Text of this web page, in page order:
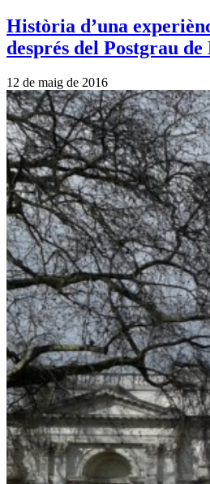
Història d’una
després del Postgrau de
12 de maig de 2016